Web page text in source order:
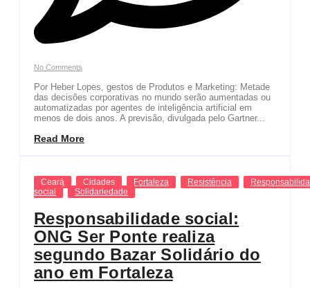
No Comments
Por Heber Lopes, gestos de Produtos e Marketing: Metade
das decisões corporativas no mundo serão aumentadas ou
automatizadas por agentes de inteligência artificial em
menos de dois anos. A previsão, divulgada pelo Gartner...
Read More
Ceará Cidades Fortaleza Resistência
social
Solidariedade
Responsabilidade social:
ONG Ser Ponte realiza
segundo Bazar Solidário do
ano em Fortaleza